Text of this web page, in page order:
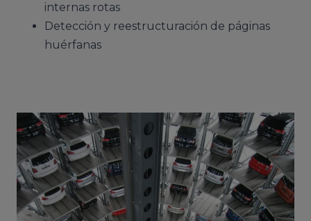
internas rotas
Detección y reestructuración de páginas
huérfanas